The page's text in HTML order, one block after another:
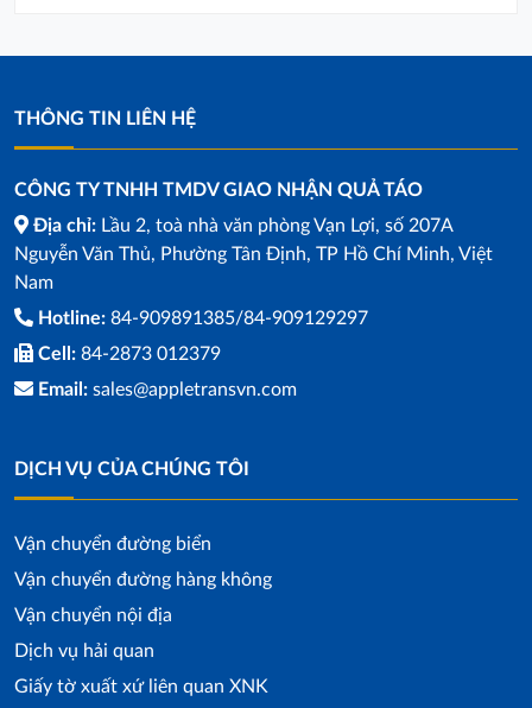
THÔNG TIN LIÊN HỆ
CÔNG TY TNHH TMDV GIAO NHẬN QUẢ TÁO
Địa chỉ: Lầu 2, toà nhà văn phòng Vạn Lợi, số 207A
Nguyễn Văn Thủ, Phường Tân Định, TP Hồ Chí Minh, Việt
Nam
Hotline: 84-909891385/84-909129297
Cell: 84-2873 012379
Email: sales@appletransvn.com
DỊCH VỤ CỦA CHÚNG TÔI
Vận chuyển đường biển
Vận chuyển đường hàng không
Vận chuyển nội địa
Dịch vụ hải quan
Giấy tờ xuất xứ liên quan XNK